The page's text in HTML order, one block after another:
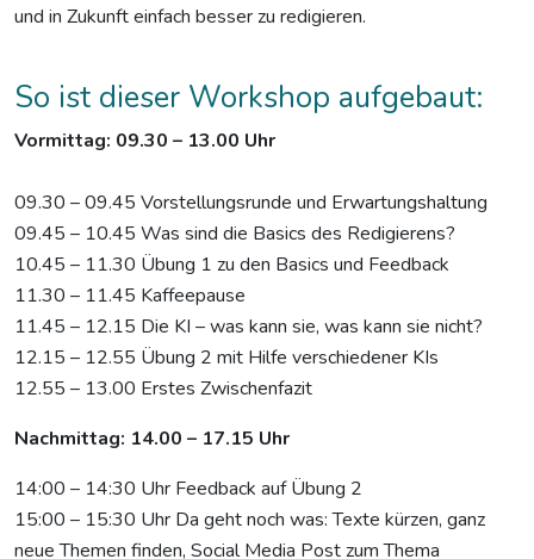
und in Zukunft einfach besser zu redigieren.
So ist dieser Workshop aufgebaut:
Vormittag: 09.30 – 13.00 Uhr
09.30 – 09.45 Vorstellungsrunde und Erwartungshaltung
09.45 – 10.45 Was sind die Basics des Redigierens?
10.45 – 11.30 Übung 1 zu den Basics und Feedback
11.30 – 11.45 Kaffeepause
11.45 – 12.15 Die KI – was kann sie, was kann sie nicht?
12.15 – 12.55 Übung 2 mit Hilfe verschiedener KIs
12.55 – 13.00 Erstes Zwischenfazit
Nachmittag: 14.00 – 17.15 Uhr
14:00 – 14:30 Uhr Feedback auf Übung 2
15:00 – 15:30 Uhr Da geht noch was: Texte kürzen, ganz
neue Themen finden, Social Media Post zum Thema